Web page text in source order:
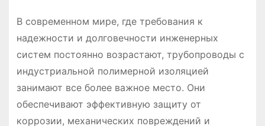
В современном мире, где требования к
надежности и долговечности инженерных
систем постоянно возрастают, трубопроводы с
индустриальной полимерной изоляцией
занимают все более важное место. Они
обеспечивают эффективную защиту от
коррозии, механических повреждений и